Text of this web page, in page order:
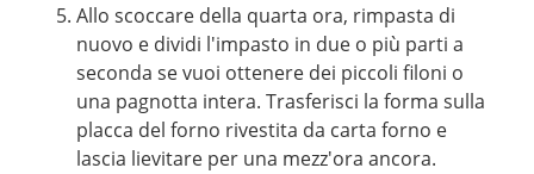
Allo scoccare della quarta ora, rimpasta di
nuovo e dividi l'impasto in due o più parti a
seconda se vuoi ottenere dei piccoli filoni o
una pagnotta intera. Trasferisci la forma sulla
placca del forno rivestita da carta forno e
lascia lievitare per una mezz'ora ancora.